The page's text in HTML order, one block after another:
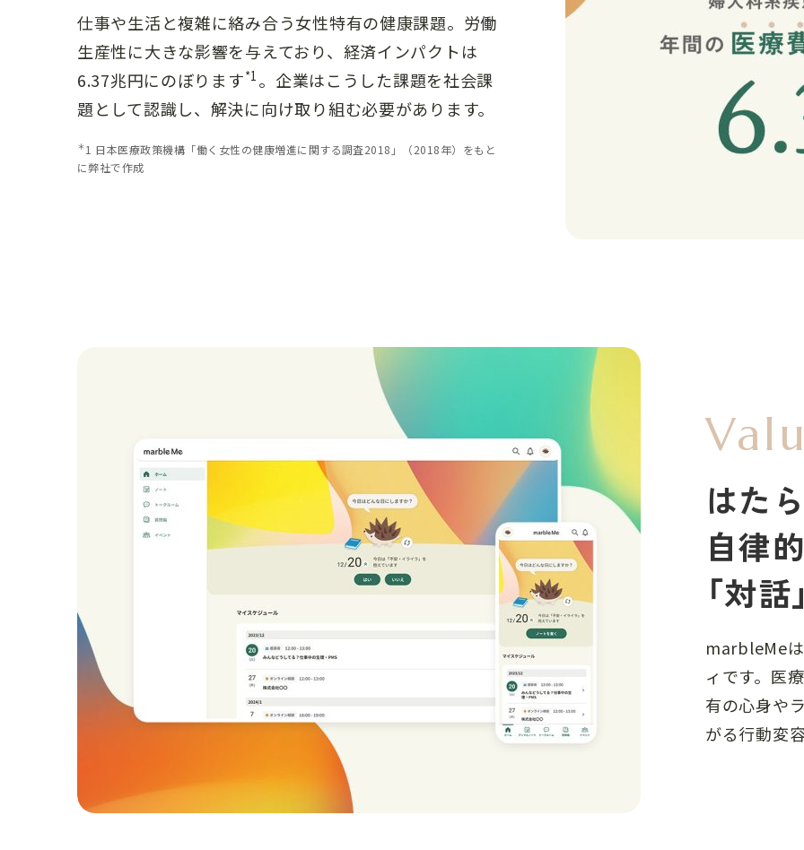
仕事や生活と複雑に絡み合う女性特有の健康課題。労働
生産性に大きな影響を与えており、経済インパクトは
6.37兆円にのぼります*1 。企業はこうした課題を社会課
題として認識し、解決に向け取り組む必要があります。
＊1 日本医療政策機構「働く女性の健康増進に関する調査2018」（2018年）をもと
に弊社で作成
はた
自律
「対
marbleMe
ィです。医
有の心身や
がる行動変